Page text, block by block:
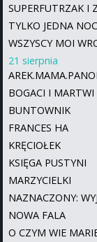
SUPERFUTRZAK I
TYLKO JEDNA NOC
WSZYSCY MOI
21 sierpnia
BOGACI I MARTWI
BUNTOWNIK
FRANCES HA
KRĘCIOŁEK
KSIĘGA PUSTYNI
MARZYCIELKI
NAZNACZONY:
NOWA FALA
O CZYM WIE